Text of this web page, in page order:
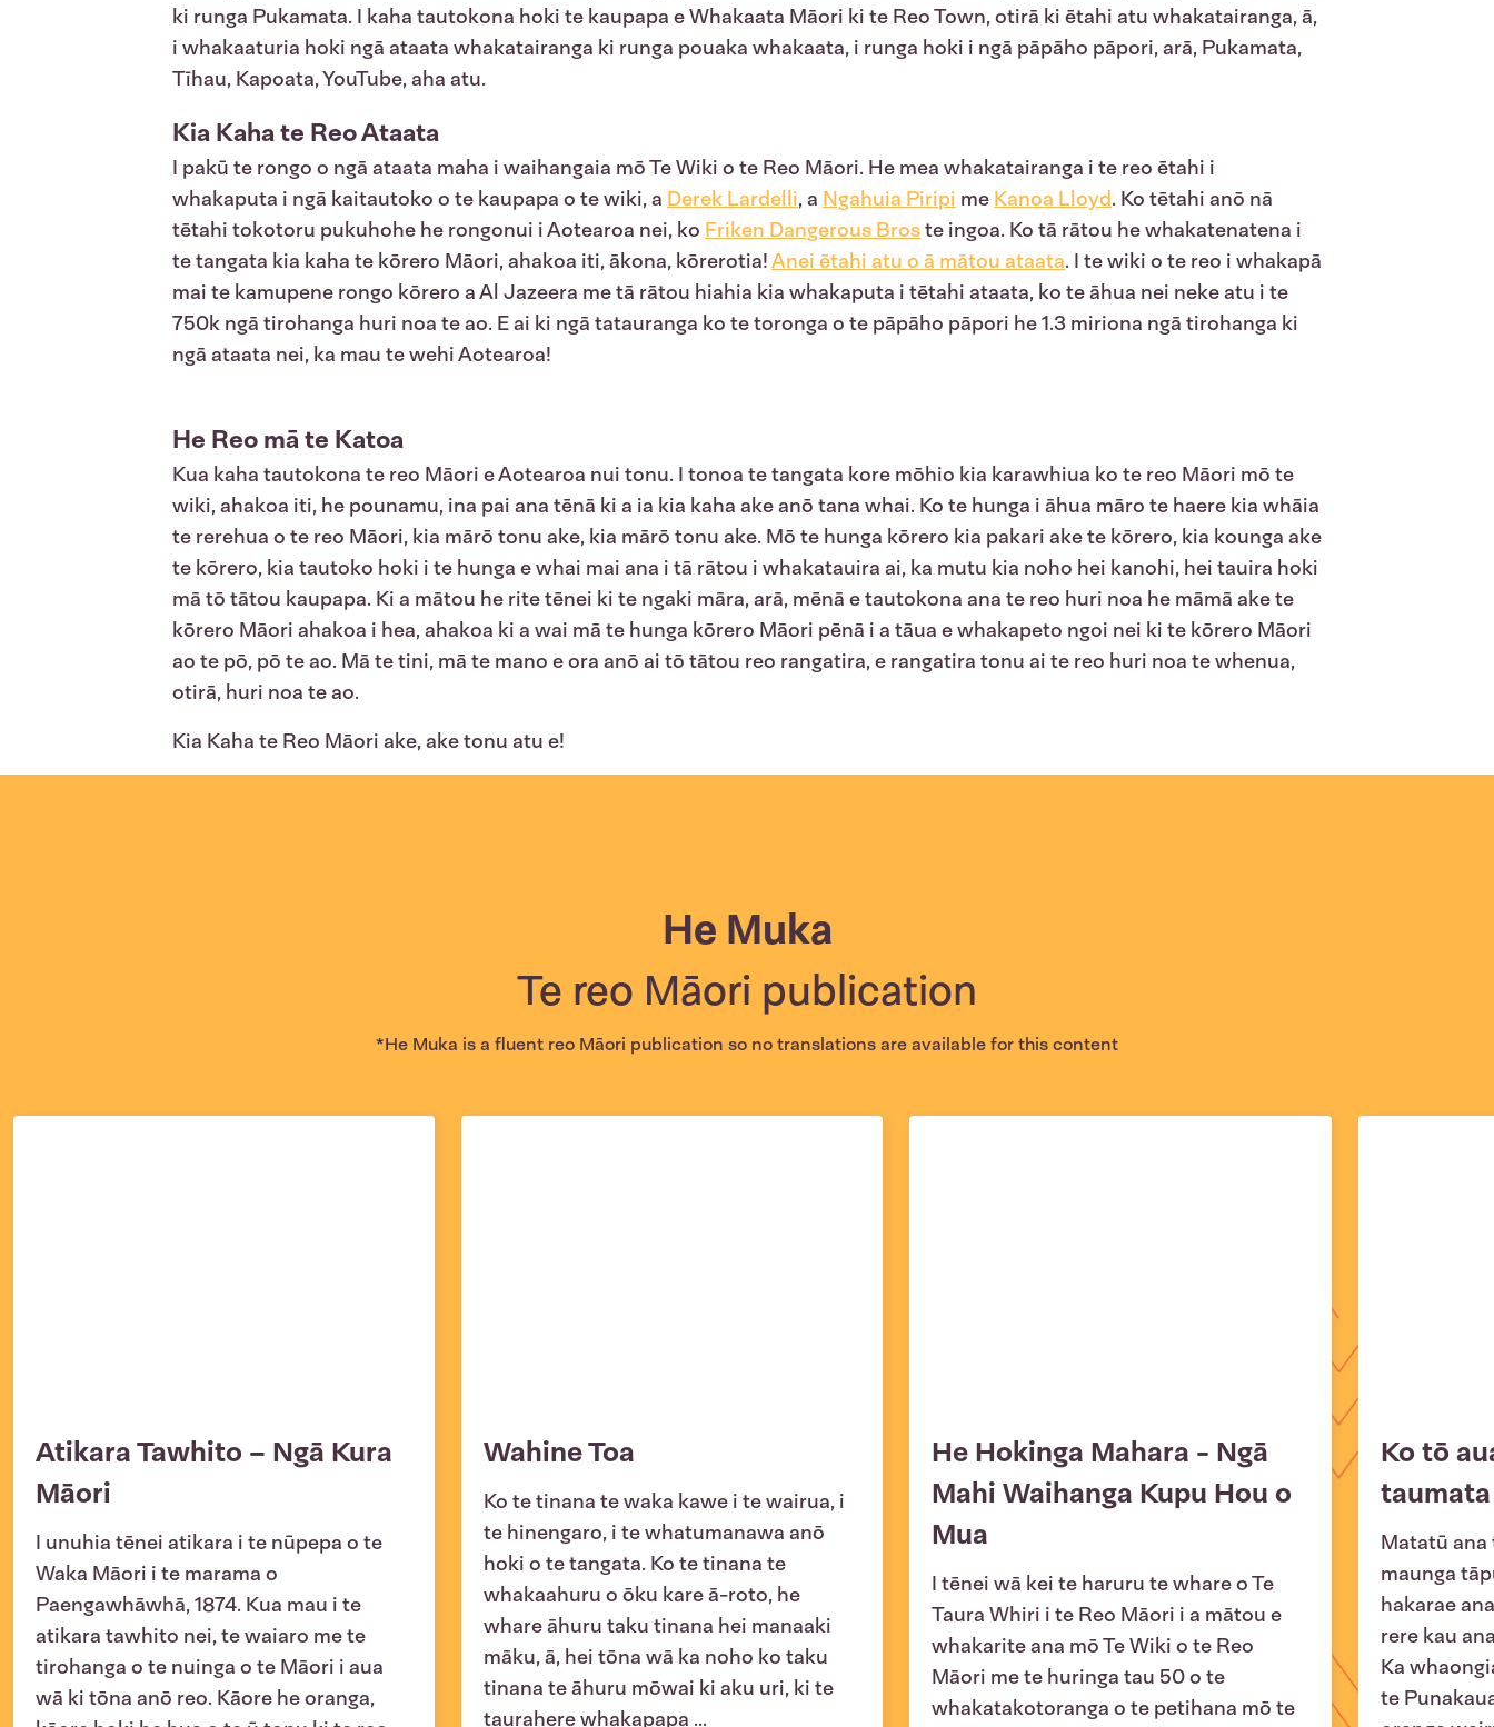
ki runga Pukamata. I kaha tautokona hoki te kaupapa e Whakaata Māori ki te Reo Town, otirā ki ētahi atu whakatairanga, ā,
i whakaaturia hoki ngā ataata whakatairanga ki runga pouaka whakaata, i runga hoki i ngā pāpāho pāpori, arā, Pukamata,
Tīhau, Kapoata, YouTube, aha atu.
Kia Kaha te Reo Ataata
I pakū te rongo o ngā ataata maha i waihangaia mō Te Wiki o te Reo Māori. He mea whakatairanga i te reo ētahi i
whakaputa i ngā kaitautoko o te kaupapa o te wiki, a Derek Lardelli, a Ngahuia Piripi me Kanoa Lloyd. Ko tētahi anō nā
tētahi tokotoru pukuhohe he rongonui i Aotearoa nei, ko Friken Dangerous Broste ingoa. Ko tā rātou he whakatenatena i
te tangata kia kaha te kōrero Māori, ahakoa iti, ākona, kōrerotia!Anei ētahi atu o ā mātou ataata. I te wiki o te reo i whakapā
mai te kamupene rongo kōrero a Al Jazeera me tā rātou hiahia kia whakaputa i tētahi ataata, ko te āhua nei neke atu i te
750k ngā tirohanga huri noa te ao. E ai ki ngā tatauranga ko te toronga o te pāpāho pāpori he 1.3 miriona ngā tirohanga ki
ngā ataata nei, ka mau te wehi Aotearoa!
He Reo mā te Katoa
Kua kaha tautokona te reo Māori e Aotearoa nui tonu. I tonoa te tangata kore mōhio kia karawhiua ko te reo Māori mō te
wiki, ahakoa iti, he pounamu, ina pai ana tēnā ki a ia kia kaha ake anō tana whai. Ko te hunga i āhua māro te haere kia whāia
te rerehua o te reo Māori, kia mārō tonu ake, kia mārō tonu ake. Mō te hunga kōrero kia pakari ake te kōrero, kia kounga ake
te kōrero, kia tautoko hoki i te hunga e whai mai ana i tā rātou i whakatauira ai, ka mutu kia noho hei kanohi, hei tauira hoki
mā tō tātou kaupapa. Ki a mātou he rite tēnei ki te ngaki māra, arā, mēnā e tautokona ana te reo huri noa he māmā ake te
kōrero Māori ahakoa i hea, ahakoa ki a wai mā te hunga kōrero Māori pēnā i a tāua e whakapeto ngoi nei ki te kōrero Māori
ao te pō, pō te ao. Mā te tini, mā te mano e ora anō ai tō tātou reo rangatira, e rangatira tonu ai te reo huri noa te whenua,
otirā, huri noa te ao.
Kia Kaha te Reo Māori ake, ake tonu atu e!
He Muka
Te reo Māori publication
*He Muka is a fluent reo Māori publication so no translations are available for this content
Atikara Tawhito – Ngā Kura
Māori
I unuhia tēnei atikara i te nūpepa o te
Waka Māori i te marama o
Paengawhāwhā, 1874. Kua mau i te
atikara tawhito nei, te waiaro me te
tirohanga o te nuinga o te Māori i aua
wā ki tōna anō reo. Kāore he oranga,
Wahine Toa
Ko te tinana te waka kawe i te wairua, i
te hinengaro, i te whatumanawa anō
hoki o te tangata. Ko te tinana te
whakaahuru o ōku kare ā-roto, he
whare āhuru taku tinana hei manaaki
māku, ā, hei tōna wā ka noho ko taku
tinana te āhuru mōwai ki aku uri, ki te
taurahere whakapapa ...
He Hokinga Mahara - Ngā
Mahi Waihanga Kupu Hou o
Mua
I tēnei wā kei te haruru te whare o Te
Taura Whiri i te Reo Māori i a mātou e
whakarite ana mō Te Wiki o te Reo
Māori me te huringa tau 50 o te
whakatakotoranga o te petihana mō te
Ko tō
taumata
Matatū
maunga
hakarae
rere kau
Ka
te